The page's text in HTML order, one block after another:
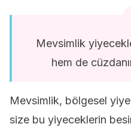
Mevsimlik
hem de
Mevsimlik, bölgesel
size bu yiyeceklerin